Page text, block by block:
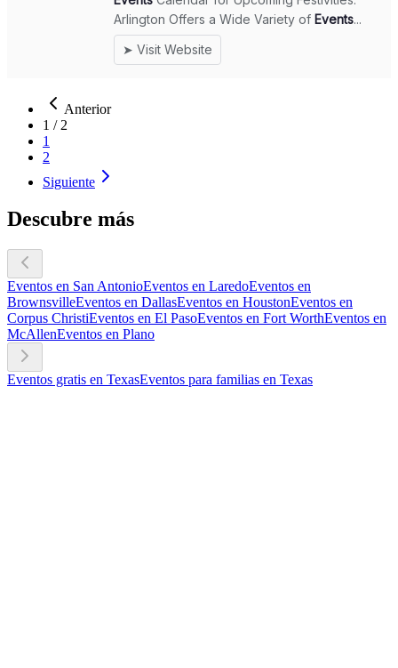
Anterior
1 / 2
1
2
Siguiente
Descubre más
Eventos en San AntonioEventos en LaredoEventos en
BrownsvilleEventos en DallasEventos en HoustonEventos en
Corpus ChristiEventos en El PasoEventos en Fort WorthEventos en
McAllenEventos en Plano
Eventos gratis en TexasEventos para familias en Texas